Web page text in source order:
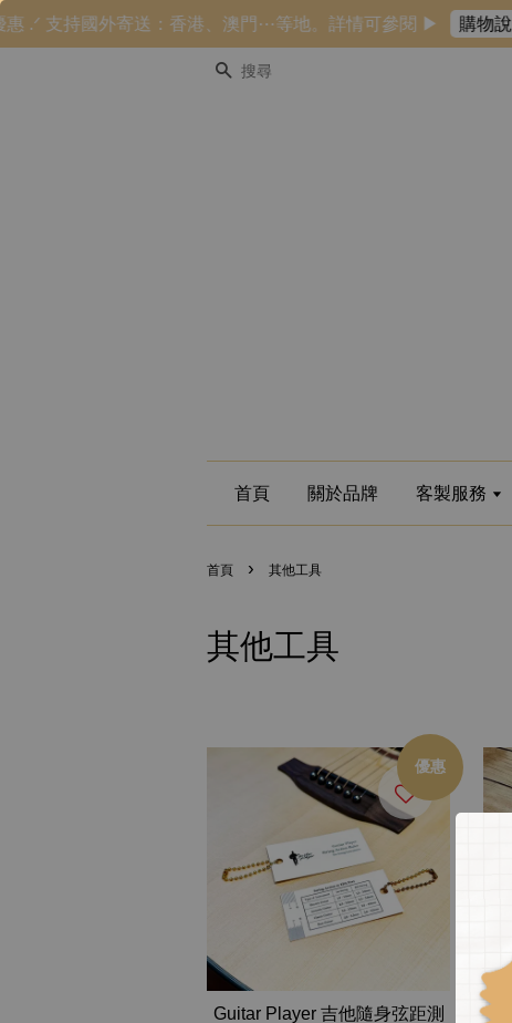
.ᐟ 支持國外寄送：香港、澳門⋯等地。詳情可參閱 ▶ 購物說明
搜尋
首頁 關於品牌 客製服務
首頁 › 其他工具
其他工具
優惠
Guitar Player 吉他隨身弦距測